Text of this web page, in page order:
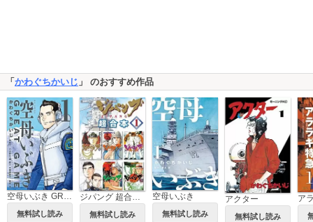
「 かわぐちかいじ 」 のおすすめ作品
空母いぶき GREAT GAME
無料試し読み 無料試し読み
空母いぶき
無料試し読み
アクター
無料試し読み